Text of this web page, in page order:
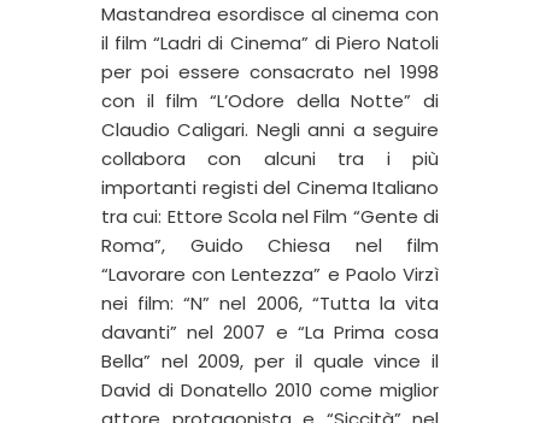
Mastandrea esordisce al cinema con
il film “Ladri di Cinema” di Piero Natoli
per poi essere consacrato nel 1998
con il film “L’Odore della Notte” di
Claudio Caligari. Negli anni a seguire
collabora con alcuni tra i più
importanti registi del Cinema Italiano
tra cui: Ettore Scola nel Film “Gente di
Roma”, Guido Chiesa nel film
“Lavorare con Lentezza” e Paolo Virzì
nei film: “N” nel 2006, “Tutta la vita
davanti” nel 2007 e “La Prima cosa
Bella” nel 2009, per il quale vince il
David di Donatello 2010 come miglior